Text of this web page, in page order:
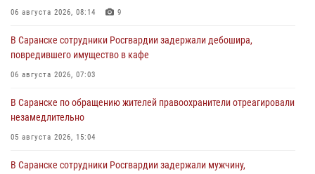
06 августа 2026, 08:14 9
В Саранске сотрудники Росгвардии задержали дебошира,
повредившего имущество в кафе
06 августа 2026, 07:03
В Саранске по обращению жителей правоохранители отреагировали
незамедлительно
05 августа 2026, 15:04
В Саранске сотрудники Росгвардии задержали мужчину,